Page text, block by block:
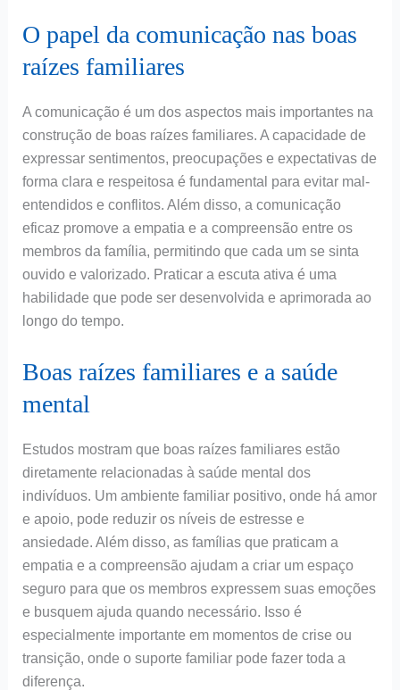
O papel da comunicação nas boas
raízes familiares
A comunicação é um dos aspectos mais importantes na
construção de boas raízes familiares. A capacidade de
expressar sentimentos, preocupações e expectativas de
forma clara e respeitosa é fundamental para evitar mal-
entendidos e conflitos. Além disso, a comunicação
eficaz promove a empatia e a compreensão entre os
membros da família, permitindo que cada um se sinta
ouvido e valorizado. Praticar a escuta ativa é uma
habilidade que pode ser desenvolvida e aprimorada ao
longo do tempo.
Boas raízes familiares e a saúde
mental
Estudos mostram que boas raízes familiares estão
diretamente relacionadas à saúde mental dos
indivíduos. Um ambiente familiar positivo, onde há amor
e apoio, pode reduzir os níveis de estresse e
ansiedade. Além disso, as famílias que praticam a
empatia e a compreensão ajudam a criar um espaço
seguro para que os membros expressem suas emoções
e busquem ajuda quando necessário. Isso é
especialmente importante em momentos de crise ou
transição, onde o suporte familiar pode fazer toda a
diferença.